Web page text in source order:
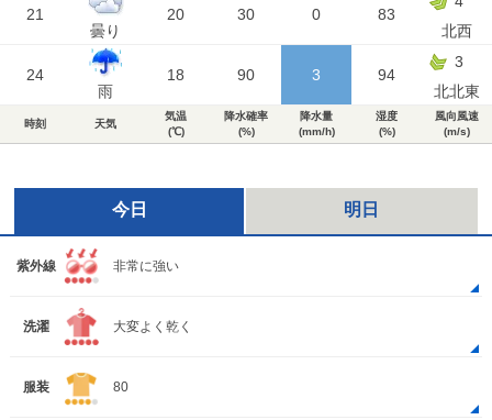
21
曇り
20 30 0 83
北西
24
雨
18 90 3 94
3
北北東
時刻 天気
気温
(℃)
降水確率
(%)
降水量
(mm/h)
湿度
(%)
風向風速
(m/s)
今日 明日
紫外線 非常に強い
洗濯 大変よく乾く
服装 80